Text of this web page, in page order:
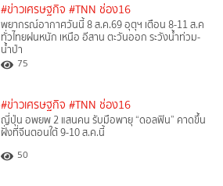
#ข่าวเศรษฐกิจ #TNN ช่อง16
พยากรณ์อากาศวันนี้ 8 ส.ค.69 อุตุฯ เตือน 8-11 ส.ค
ทั่วไทยฝนหนัก เหนือ อีสาน ตะวันออก ระวังน้ำท่วม-
น้ำป่า
75
#ข่าวเศรษฐกิจ #TNN ช่อง16
ญี่ปุ่น อพยพ 2 แสนคน รับมือพายุ “ดอลฟิน” คาดขึ้น
ฝั่งที่จีนตอนใต้ 9-10 ส.ค.นี้
50